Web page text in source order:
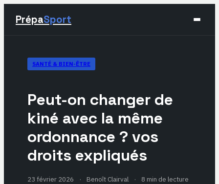
PrépaSport
Sport
Développement Personnel
Lifestyle
SANTÉ & BIEN-ÊTRE
Peut-on changer de
kiné avec la même
ordonnance ? vos
droits expliqués
23 février 2026 · Benoît Clairval · 8 min de lecture